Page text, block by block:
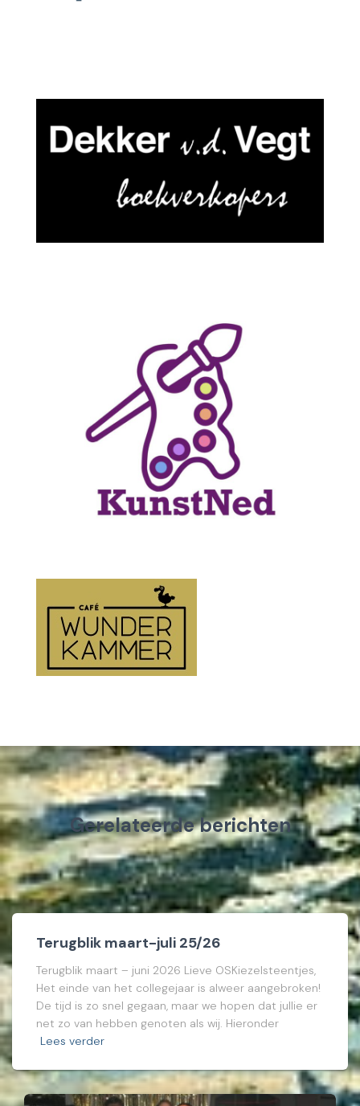
Gerelateerde berichten
Terugblik maart-juli 25/26
Terugblik maart – juni 2026 Lieve OSKiezelsteentjes,
Het einde van het collegejaar is alweer aangebroken!
De tijd is zo snel gegaan, maar we hopen dat jullie er
net zo van hebben genoten als wij. Hieronder
Lees verder